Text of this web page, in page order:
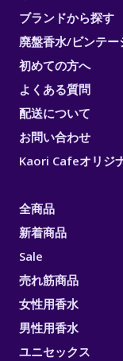
ブランドから探す
廃盤香水/ビンテー
初めての方へ
よくある質問
配送について
お問い合わせ
Kaori Cafeオリジ
全商品
新着商品
Sale
売れ筋商品
女性用香水
男性用香水
ユニセックス